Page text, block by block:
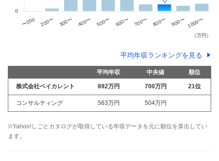
平均年収ランキングを見る
平均年収 中央値 順位
株式会社ベイカレント 892万円 700万円 21位
コンサルティング 563万円 504万円
※Yahoo!しごとカタログが取得している年収データを元に順位を算出してい
ます。